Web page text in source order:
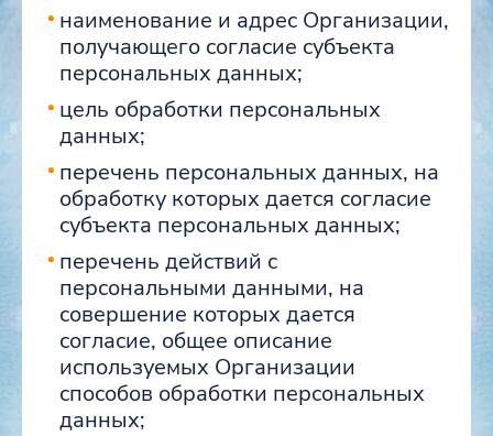
наименование и адрес Организации,
получающего согласие субъекта
персональных данных;
цель обработки персональных
данных;
перечень персональных данных, на
обработку которых дается согласие
субъекта персональных данных;
перечень действий с
персональными данными, на
совершение которых дается
согласие, общее описание
используемых Организации
способов обработки персональных
данных;